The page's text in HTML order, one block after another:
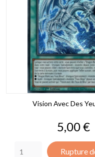
Vision Avec Des
Prix
5,00 €
Rupture